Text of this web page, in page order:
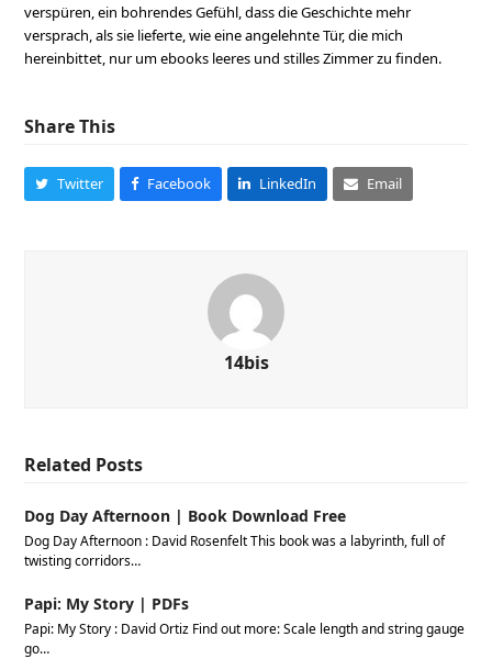
verspüren, ein bohrendes Gefühl, dass die Geschichte mehr
versprach, als sie lieferte, wie eine angelehnte Tür, die mich
hereinbittet, nur um ebooks leeres und stilles Zimmer zu finden.
Share This
Twitter Facebook LinkedIn Email
14bis
Related Posts
Dog Day Afternoon | Book Download Free
Dog Day Afternoon : David Rosenfelt This book was a labyrinth, full of
twisting corridors…
Papi: My Story | PDFs
Papi: My Story : David Ortiz Find out more: Scale length and string gauge
go…